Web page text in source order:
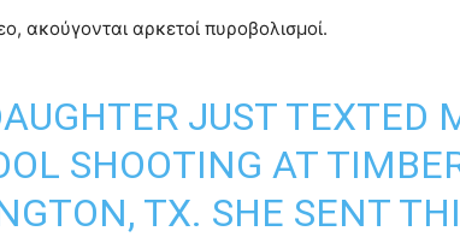
ακούγονται αρκετοί πυροβολισμοί.
JUST TEXTED
SHOOTING AT
TX. SHE SENT